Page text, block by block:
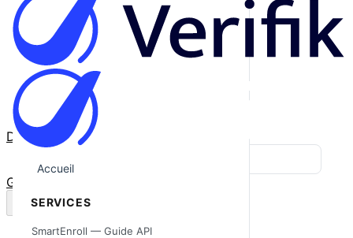
English
Español
Français
Português
한국어
日本語
中文
Docs
GitHub
Accueil
SERVICES
SmartEnroll — Guide API